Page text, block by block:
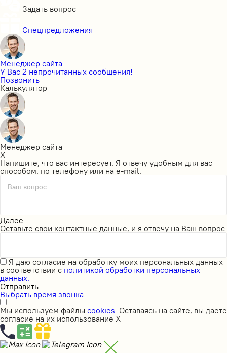
Задать вопрос
Спецпредложения
Менеджер сайта
У Вас 2 непрочитанных сообщения!
Позвонить
Калькулятор
Менеджер сайта
X
Напишите, что вас интересует. Я отвечу удобным для вас
способом: по телефону или на e-mail.
Ваш вопрос
Далее
Оставьте свои контактные данные, и я отвечу на Ваш вопрос.
Я даю согласие на обработку моих персональных данных
в соответствии с политикой обработки персональных
данных.
Отправить
Выбрать время звонка
Мы используем файлы cookies . Оставаясь на сайте, вы даете
согласие на их использование X